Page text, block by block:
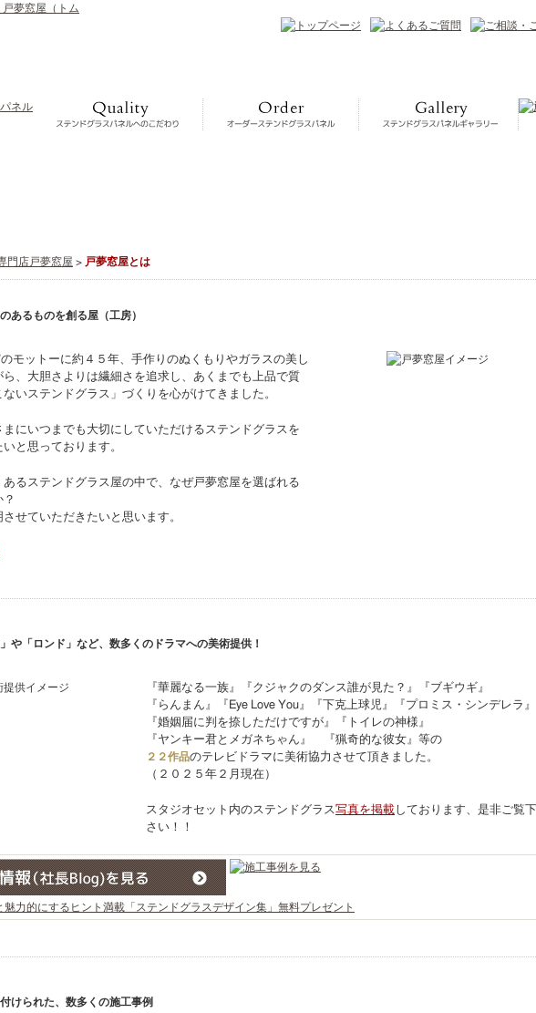
門店戸夢窓屋 > 戸夢窓屋とは
のモットーに約４５年、手作りのぬくもりやガラスの美し
ら、大胆さよりは繊細さを追求し、あくまでも上品で質
いステンドグラス」づくりを心がけてきました。
まにいつまでも大切にしていただけるステンドグラスを
と思っております。
あるステンドグラス屋の中で、なぜ戸夢窓屋を選ばれる
せていただきたいと思います。
『華麗なる一族』『クジャクのダンス誰が見た？』『ブギウギ』
『らんまん』『Eye Love You』『下克上球児』『プロミス・シンデレラ』
『婚姻届に判を捺しただけですが』『トイレの神様』
『ヤンキー君とメガネちゃん』 『猟奇的な彼女』等の
２２作品のテレビドラマに美術協力させて頂きました。
（２０２５年２月現在）
スタジオセット内のステンドグラス写真を掲載 しております、是非ご覧下
さい！！